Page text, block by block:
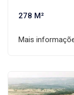
278 M²
Mais